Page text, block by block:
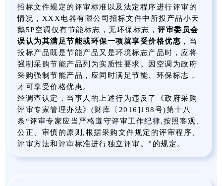
招标文件规定的评审标准以及法定程序进行评审的
情况，XXX电器有限公司招标文件中所投产品小天
鹅5P空调仅有节能标志，无环保标志， 评审委员会
误认为其满足节能或环保一项就享受价格优惠 ，当
投标产品既是节能产品又是环境标志产品时，应将
强制采购节能产品列为实质性要求。因空调为政府
采购强制节能产品，应同时满足节能、环保标志，
才可享受价格优惠。
经调查认定，当事人的上述行为违反了《政府采购
评审专家管理办法》(财库〔2016]198号)第十八
条“评审专家应当严格遵守评审工作纪律,按照客观、
公正、审慎的原则,根据采购文件规定的评审程序、
评审方法和评审标准进行独立评审。”的规定。